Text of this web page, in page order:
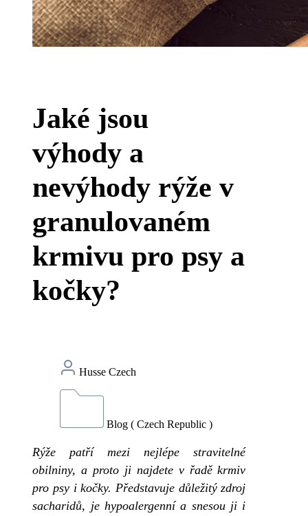
Jaké jsou
výhody a
nevýhody rýže v
granulovaném
krmivu pro psy a
kočky?
Husse Czech
Blog ( Czech Republic )
Rýže patří mezi nejlépe stravitelné
obilniny, a proto ji najdete v řadě krmiv
pro psy i kočky. Představuje důležitý zdroj
sacharidů, je hypoalergenní a snesou ji i